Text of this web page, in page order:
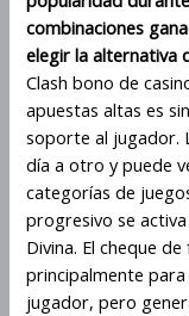
combinaciones
elegir la alternativa
Clash bono de
apuestas altas es
soporte al jugador.
día a otro y puede
categorías de
progresivo se
Divina. El cheque
principalmente
jugador, pero